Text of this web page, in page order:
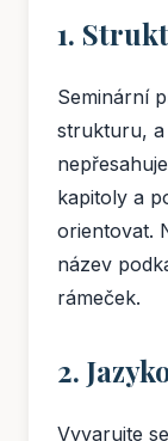
1.
Seminární
strukturu, a
kapitoly a
orientovat.
název
rámeček.
2.
Vyvarujte